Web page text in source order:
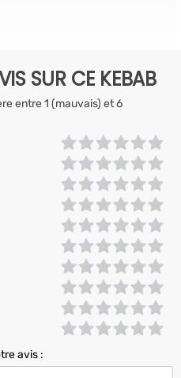
SUR CE KEBAB
entre 1 (mauvais) et 6
avis :